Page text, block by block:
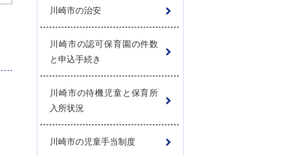
川崎市の治安
川崎市の認可保育園の件数
と申込手続き
川崎市の待機児童と保育所
入所状況
川崎市の児童手当制度